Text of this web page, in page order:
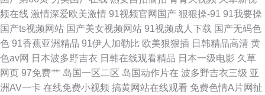
频在线 激情深爱欧美激情 91视频官网国产 狠狠操-91 91我要操
国产ts视频网站 国产美女视频网站 91视频成人下载 国产无码色
色 91香蕉亚洲精品 91伊人加勒比 欧美狠狠插 日韩精品高清 黄
色av网 日本波多野吉衣 日韩在线观看精品 日本一级电影 久草
网页 97免费艹 岛国一区二区 岛国动作片在 波多野吉衣三级 亚
洲AV一卡 在线免费小视频 搞黄网站在线观看 免费色情A片网扯